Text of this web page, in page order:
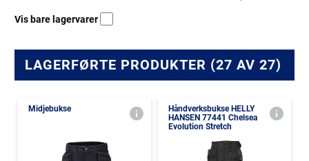
Vis bare lagervarer
LAGERFØRTE PRODUKTER (27 AV 27)
Midjebukse
Håndverksbukse HELLY
HANSEN 77441 Chelsea
Evolution Stretch